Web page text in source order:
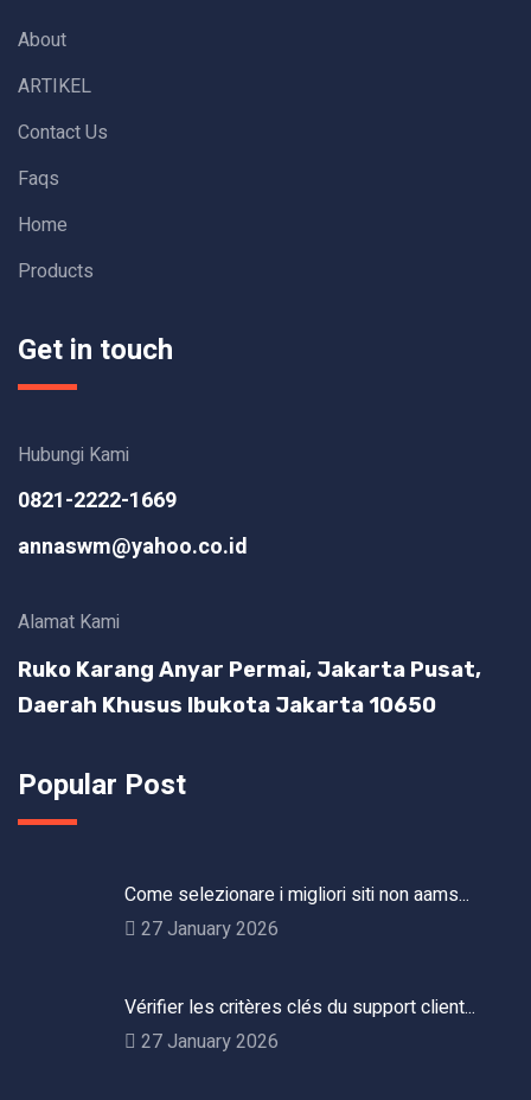
About
ARTIKEL
Contact Us
Faqs
Home
Products
Get in touch
Hubungi Kami
0821-2222-1669
annaswm@yahoo.co.id
Alamat Kami
Ruko Karang Anyar Permai, Jakarta Pusat,
Daerah Khusus Ibukota Jakarta 10650
Popular Post
Come selezionare i migliori siti non aams...
27 January 2026
Vérifier les critères clés du support client...
27 January 2026